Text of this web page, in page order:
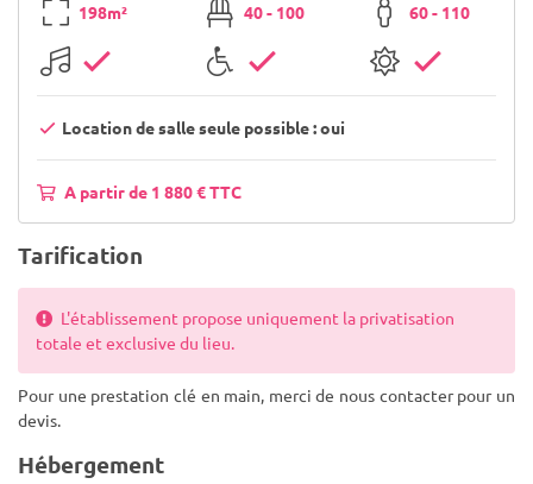
198m² 40 - 100 60 - 110
Location de salle seule possible : oui
A partir de 1 880 € TTC
Tarification
L'établissement propose uniquement la privatisation
totale et exclusive du lieu.
Pour une prestation clé en main, merci de nous contacter pour un
devis.
Hébergement